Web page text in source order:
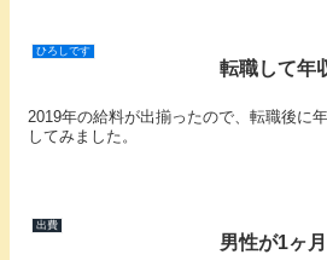
ひろしです
転職して年
2019年の給料が出揃ったので、転職後に
してみました。
出費
男性が1ヶ